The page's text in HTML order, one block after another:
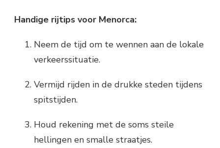
Handige rijtips voor Menorca:
Neem de tijd om te wennen aan de lokale
verkeerssituatie.
Vermijd rijden in de drukke steden tijdens
spitstijden.
Houd rekening met de soms steile
hellingen en smalle straatjes.